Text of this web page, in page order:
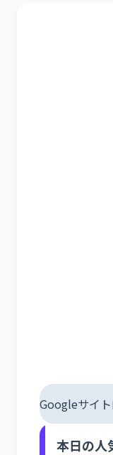
Googleサイ
本日の人